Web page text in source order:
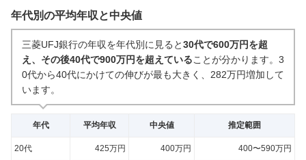
年代別の平均年収と中央値
三菱UFJ銀行の年収を年代別に見ると30代で600万円を超
え、その後40代で900万円を超えていることが分かります。 3
0代から40代にかけての伸びが最も大きく、282万円増加して
います。
年代 平均年収 中央値 推定範囲
20代 425万円 400万円 400〜590万円